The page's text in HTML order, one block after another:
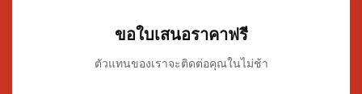
ขอใบเสนอราคาฟรี
ตัวแทนของเราจะติดต่อคุณในไม่ช้า